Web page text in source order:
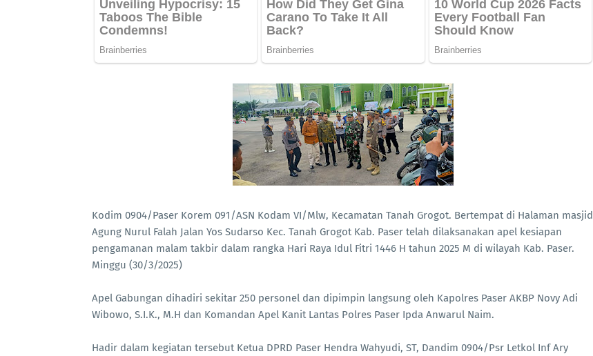
Kodim 0904/Paser Korem 091/ASN Kodam VI/Mlw, Kecamatan Tanah Grogot. Bertempat di Halaman masjid
Agung Nurul Falah Jalan Yos Sudarso Kec. Tanah Grogot Kab. Paser telah dilaksanakan apel kesiapan
pengamanan malam takbir dalam rangka Hari Raya Idul Fitri 1446 H tahun 2025 M di wilayah Kab. Paser.
Minggu (30/3/2025)
Apel Gabungan dihadiri sekitar 250 personel dan dipimpin langsung oleh Kapolres Paser AKBP Novy Adi
Wibowo, S.I.K., M.H dan Komandan Apel Kanit Lantas Polres Paser Ipda Anwarul Naim.
Hadir dalam kegiatan tersebut Ketua DPRD Paser Hendra Wahyudi, ST, Dandim 0904/Psr Letkol Inf Ary